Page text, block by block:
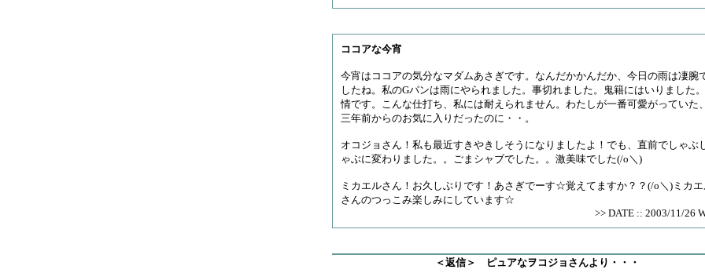
ココアな今宵
今宵はココアの気分なマダムあさぎです。なんだかかんだか、今日の雨は凄腕
したね。私のGパンは雨にやられました。事切れました。鬼籍にはいりました
情です。こんな仕打ち、私には耐えられません。わたしが一番可愛がっていた
三年前からのお気に入りだったのに・・。
オコジョさん！私も最近すきやきしそうになりましたよ！でも、直前でしゃぶ
ゃぶに変わりました。。ごまシャブでした。。激美味でした(/o＼)
ミカエルさん！お久しぶりです！あさぎでーす☆覚えてますか？？(/o＼)ミカ
さんのつっこみ楽しみにしています☆
>> DATE :: 2003/11/26
＜返信＞ ピュアなヲコジョさんより・・・